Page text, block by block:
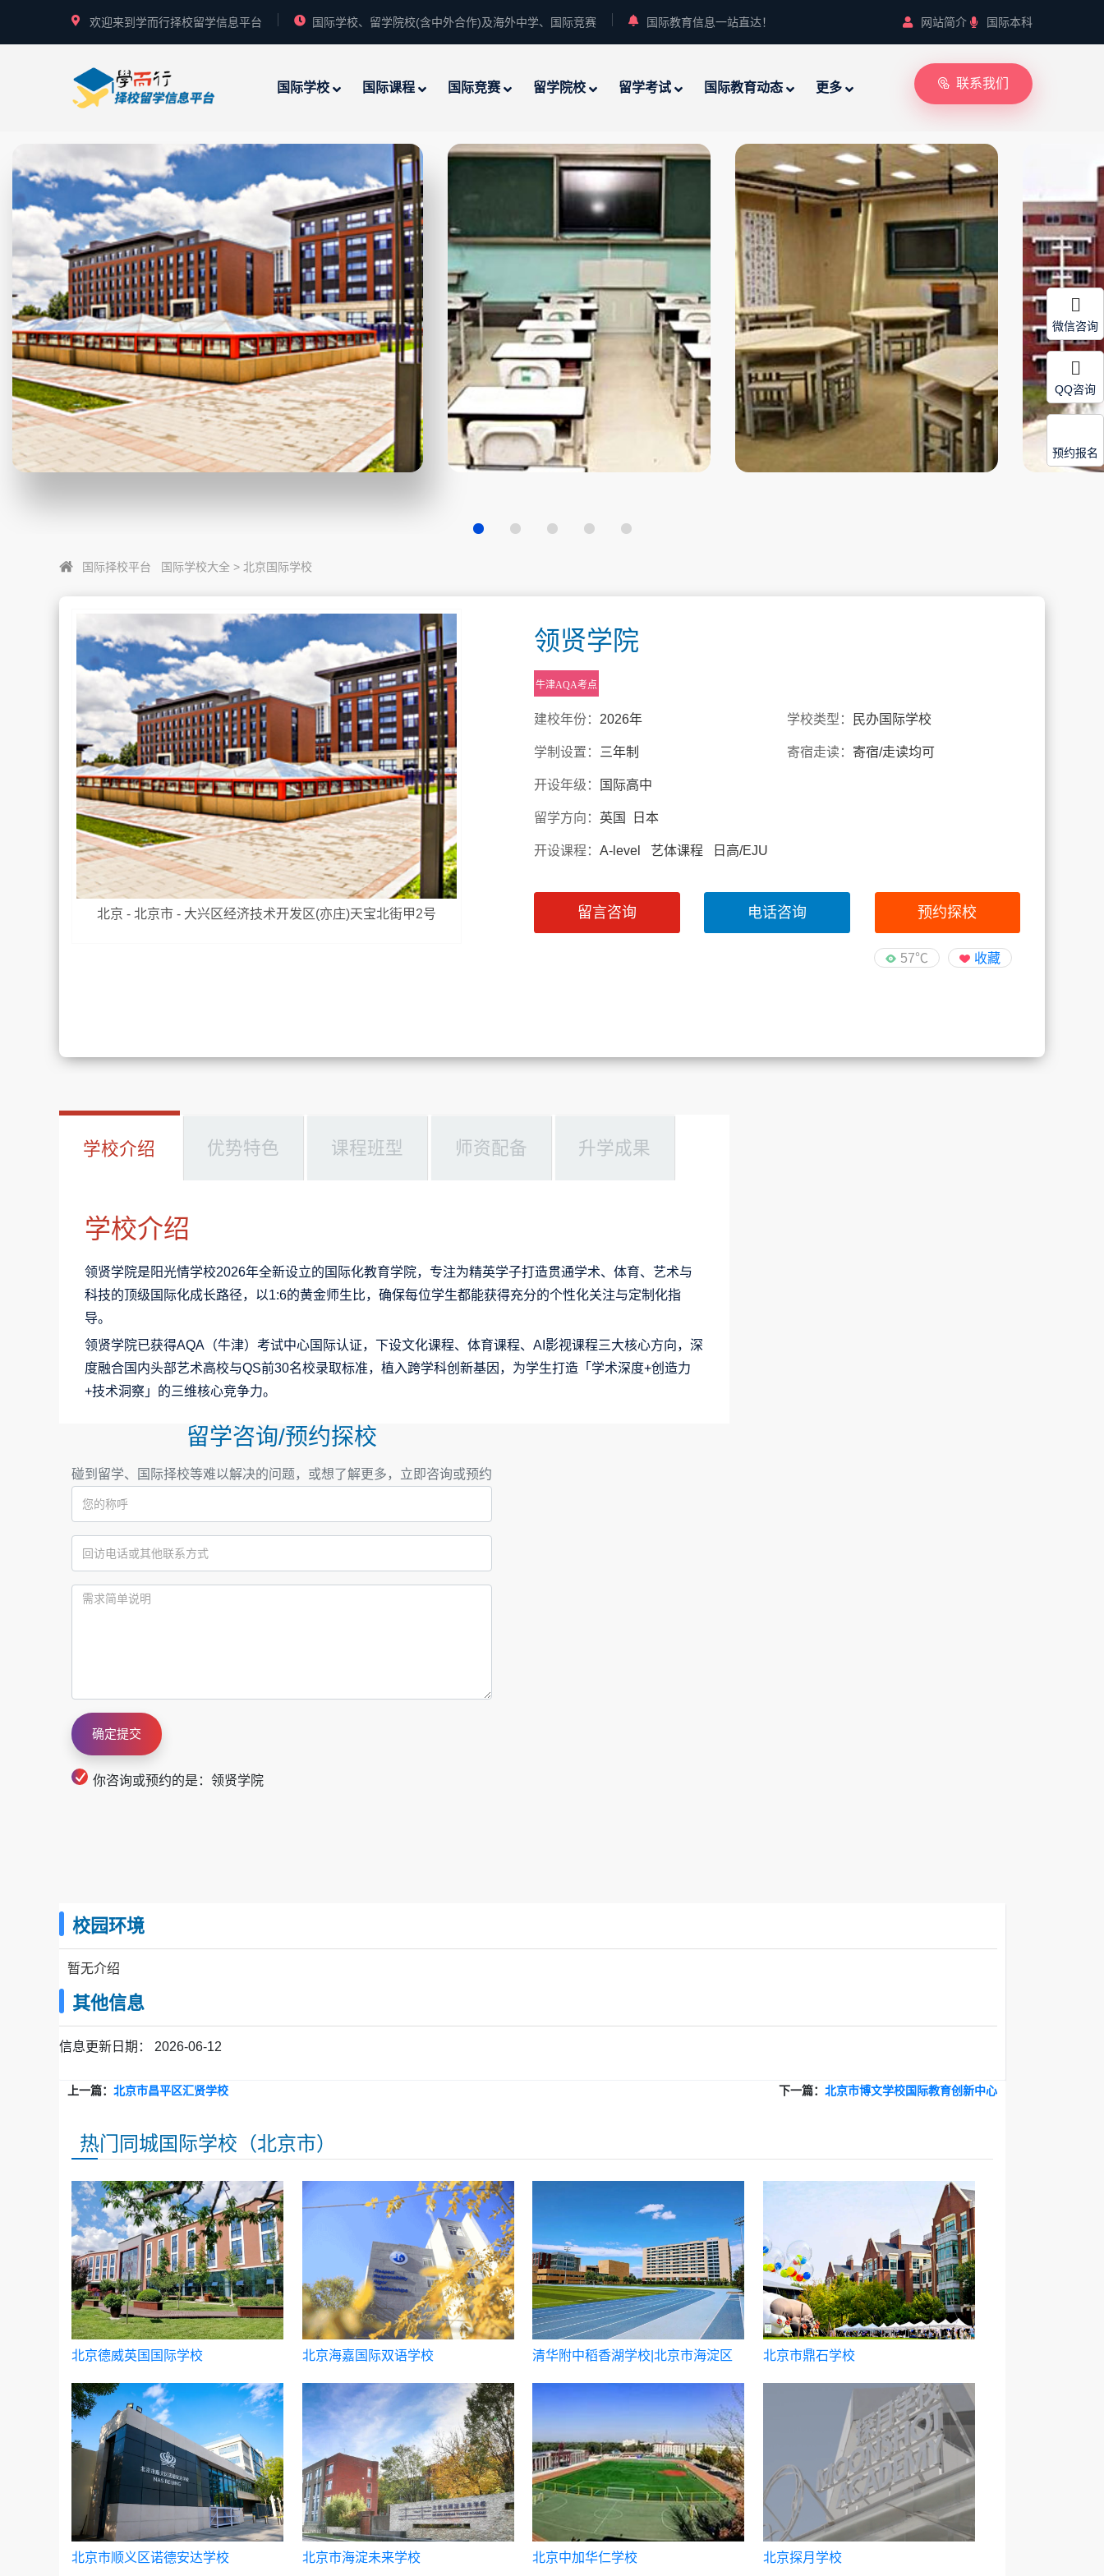
欢迎来到学而行择校留学信息平台 国际学校、留学院校(含中外合作)及海外中学、国际竞赛 国际教育信息一站直达！ 网站简介 国际本科
国际学校 国际课程 国际竞赛 留学院校 留学考试 国际教育动态 更多 联系我们
国际择校平台 国际学校大全 > 北京国际学校
北京 - 北京市 - 大兴区经济技术开发区(亦庄)天宝北街甲2号
领贤学院
牛津AQA考点
建校年份： 2026年 学校类型： 民办国际学校
学制设置： 三年制 寄宿走读： 寄宿/走读均可
开设年级： 国际高中
留学方向： 英国 日本
开设课程：A-level 艺体课程 日高/EJU
留言咨询 电话咨询 预约探校
57℃ 收藏
学校介绍 优势特色 课程班型 师资配备 升学成果
学校介绍
领贤学院是阳光情学校2026年全新设立的国际化教育学院，专注为精英学子打造贯通学术、体育、艺术与
科技的顶级国际化成长路径，以1:6的黄金师生比，确保每位学生都能获得充分的个性化关注与定制化指
导。
领贤学院已获得AQA（牛津）考试中心国际认证，下设文化课程、体育课程、AI影视课程三大核心方向，深
度融合国内头部艺术高校与QS前30名校录取标准，植入跨学科创新基因，为学生打造「学术深度+创造力
+技术洞察」的三维核心竞争力。
留学咨询/预约探校
碰到留学、国际择校等难以解决的问题，或想了解更多，立即咨询或预约
你咨询或预约的是：领贤学院
校园环境
暂无介绍
其他信息
信息更新日期： 2026-06-12
上一篇： 北京市昌平区汇贤学校 下一篇： 北京市博文学校国际教育创新中心
热门同城国际学校（北京市）
北京德威英国国际学校 北京海嘉国际双语学校
清华附中稻香湖学校|北京市海淀区
稻香湖学校
北京市鼎石学校
北京市顺义区诺德安达学校 北京市海淀未来学校 北京中加华仁学校 北京探月学校
微信咨询
QQ咨询
预约报名